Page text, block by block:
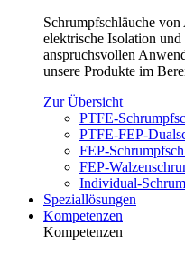
Schrumpfschläuche
elektrische Isolation
anspruchsvollen
unsere Produkte im
Zur Übersicht
PTFE-
PTFE-FEP-
FEP-
FEP-
Individual-
Speziallösungen
Kompetenzen
Kompetenzen